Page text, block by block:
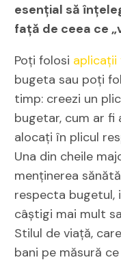
esențial să
față de ceea ce
Poți folosi aplicații
bugeta sau poți
timp: creezi un
bugetar, cum ar fi
alocați în plicul
Una din cheile
menținerea
respecta bugetul,
câștigi mai mult
Stilul de viață,
bani pe măsură